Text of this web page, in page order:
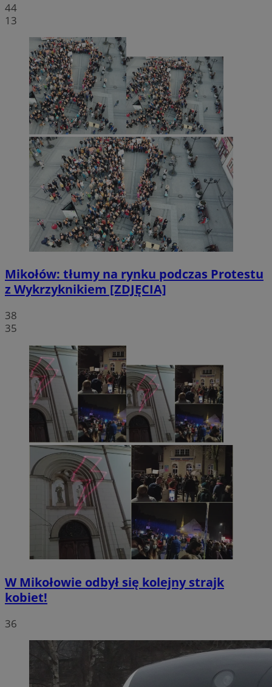
44
13
Mikołów: tłumy na rynku podczas Protestu
z Wykrzyknikiem [ZDJĘCIA]
38
35
W Mikołowie odbył się kolejny strajk
kobiet!
36